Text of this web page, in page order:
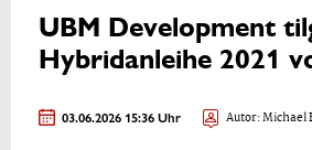
UBM Development
Hybridanleihe 2021
03.06.2026 15:36 Uhr Autor:Michael